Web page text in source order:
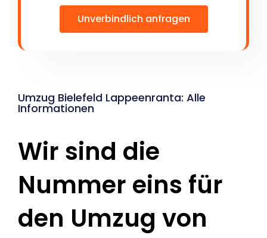
Unverbindlich anfragen
Umzug Bielefeld Lappeenranta: Alle
Informationen
Wir sind die
Nummer eins für
den Umzug von